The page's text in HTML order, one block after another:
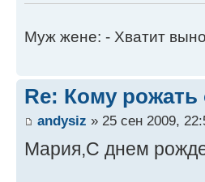
Муж жене: - Хватит
Re: Кому
andysiz » 25 сен 2009,
Мария,С днем